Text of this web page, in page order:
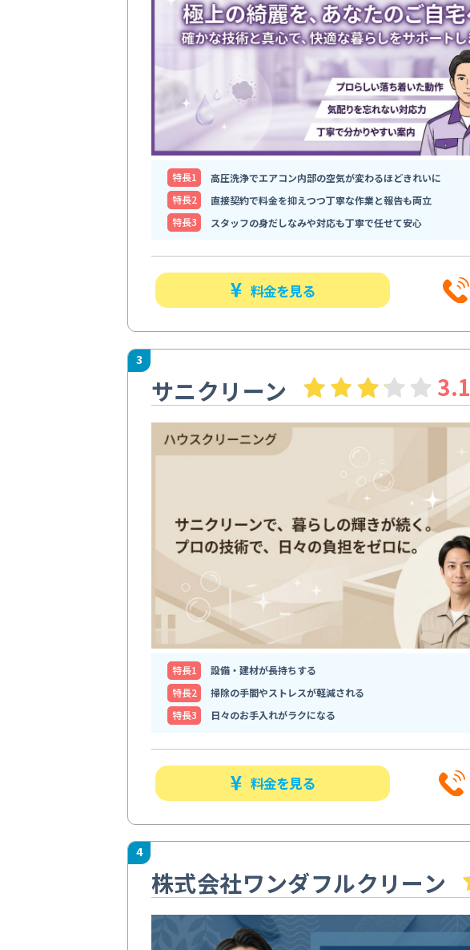
特⻑1
高圧洗浄でエアコン内部の空気が変わるほどきれいに
特⻑2
直接契約で料金を抑えつつ丁寧な作業と報告も両立
特⻑3
スタッフの身だしなみや対応も丁寧で任せて安心
料金を見る
3
サニクリーン 3.1
特⻑1
設備・建材が長持ちする
特⻑2
掃除の手間やストレスが軽減される
特⻑3
日々のお手入れがラクになる
料金を見る
4
株式会社ワンダフルクリーン